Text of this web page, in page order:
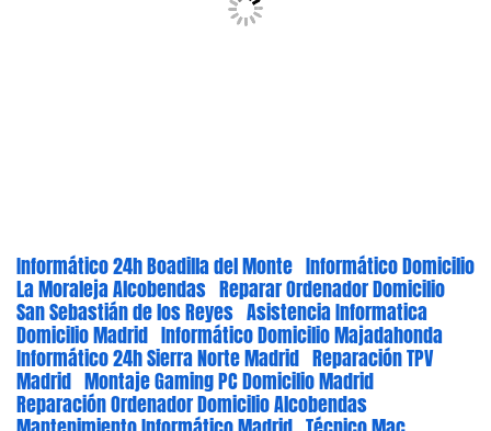
Informático 24h Boadilla del Monte Informático Domicilio
La Moraleja Alcobendas Reparar Ordenador Domicilio
San Sebastián de los Reyes Asistencia Informatica
Domicilio Madrid Informático Domicilio Majadahonda
Informático 24h Sierra Norte Madrid Reparación TPV
Madrid Montaje Gaming PC Domicilio Madrid
Reparación Ordenador Domicilio Alcobendas